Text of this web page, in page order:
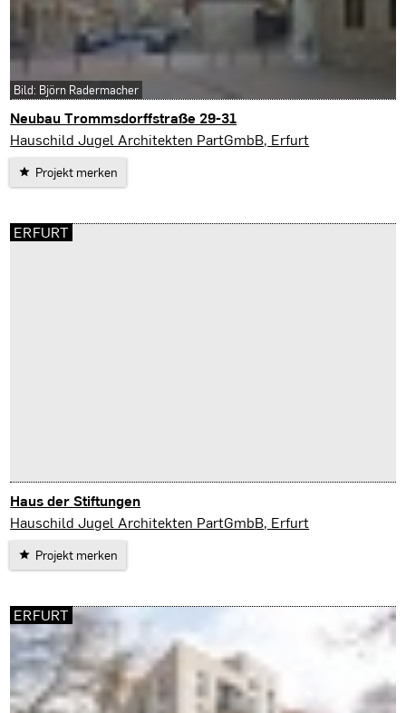
Neubau Trommsdorffstraße 29-31
Erfurt
Hauschild Jugel Architekten PartGmbB, Erfurt
Projekt merken
Bild: Björn Radermacher
Haus der Stiftungen
Erfurt
Hauschild Jugel Architekten PartGmbB, Erfurt
Projekt merken
ERFURT
ERFURT